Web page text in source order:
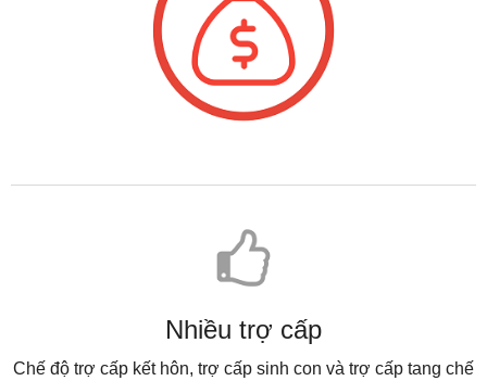
Nhiều trợ cấp
Chế độ trợ cấp kết hôn, trợ cấp sinh con và trợ cấp tang chế